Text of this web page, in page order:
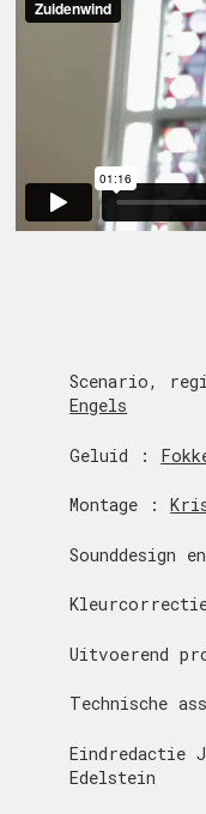
Scenario,
Engels
Geluid :
Montage :
Sounddesign
Uitvoerend
Technische
Eindredactie
Edelstein